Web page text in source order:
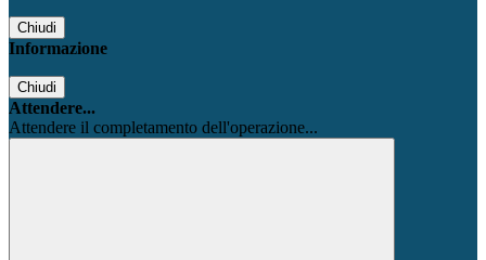
Chiudi
Informazione
Chiudi
Attendere...
Attendere il completamento dell'operazione...